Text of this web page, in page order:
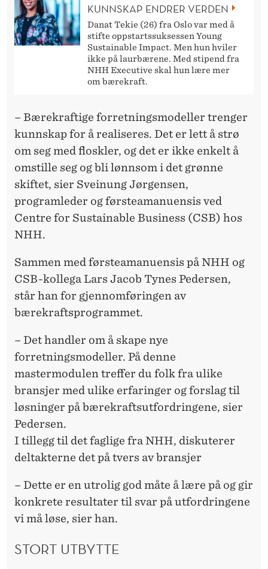
KUNNSKAP ENDRER VERDEN
Danat Tekie (26) fra Oslo var med å
stifte oppstartssuksessen Young
Sustainable Impact. Men hun hviler
ikke på laurbærene. Med stipend fra
NHH Executive skal hun lære mer
om bærekraft.
– Bærekraftige forretningsmodeller trenger
kunnskap for å realiseres. Det er lett å strø
om seg med floskler, og det er ikke enkelt å
omstille seg og bli lønnsom i det grønne
skiftet, sier Sveinung Jørgensen,
programleder og førsteamanuensis ved
Centre for Sustainable Business (CSB) hos
NHH.
Sammen med førsteamanuensis på NHH og
CSB-kollega Lars Jacob Tynes Pedersen,
står han for gjennomføringen av
bærekraftsprogrammet.
– Det handler om å skape nye
forretningsmodeller. På denne
mastermodulen treffer du folk fra ulike
bransjer med ulike erfaringer og forslag til
løsninger på bærekraftsutfordringene, sier
Pedersen.
I tillegg til det faglige fra NHH, diskuterer
deltakterne det på tvers av bransjer
– Dette er en utrolig god måte å lære på og gir
konkrete resultater til svar på utfordringene
vi må løse, sier han.
STORT UTBYTTE